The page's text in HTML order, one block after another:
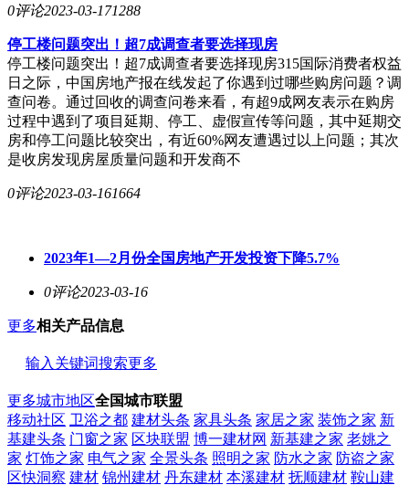
0评论2023-03-171288
停工楼问题突出！超7成调查者要选择现房
停工楼问题突出！超7成调查者要选择现房315国际消费者权益
日之际，中国房地产报在线发起了你遇到过哪些购房问题？调
查问卷。通过回收的调查问卷来看，有超9成网友表示在购房
过程中遇到了项目延期、停工、虚假宣传等问题，其中延期交
房和停工问题比较突出，有近60%网友遭遇过以上问题；其次
是收房发现房屋质量问题和开发商不
0评论2023-03-161664
2023年1—2月份全国房地产开发投资下降5.7%
0评论2023-03-16
更多相关产品信息
输入关键词搜索更多
更多城市地区全国城市联盟
移动社区 卫浴之都 建材头条 家具头条 家居之家 装饰之家 新
基建头条 门窗之家 区块联盟 博一建材网 新基建之家 老姚之
家 灯饰之家 电气之家 全景头条 照明之家 防水之家 防盗之家
区快洞察 建材 锦州建材 丹东建材 本溪建材 抚顺建材 鞍山建